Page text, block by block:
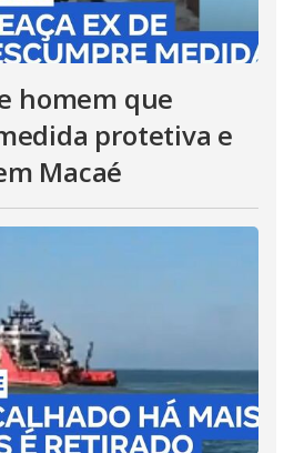
homem que
protetiva e
Macaé